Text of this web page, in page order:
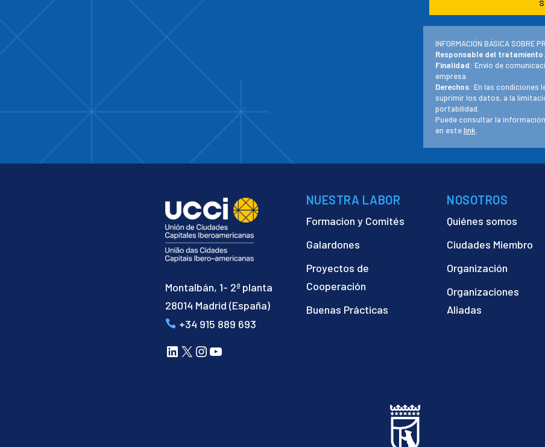
INFORMACIÓN BÁSICA SOBRE
Responsable del tratamiento
Finalidad: Envío de
empresa.
Derechos: En las condiciones
suprimir los datos, a la
portabilidad.
Puede consultar la
en estelink
Montalbán, 1- 2ª planta
28014 Madrid (España)
+34 915 889 693
LinkedIn
X Instagram
YouTube
NUESTRA LABOR
Formacion y Comités
Galardones
Proyectos de
Cooperación
Buenas Prácticas
NOSOTROS
Quiénes somos
Ciudades Miembro
Organización
Organizaciones
Aliadas